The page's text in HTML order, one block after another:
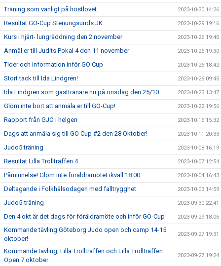
Träning som vanligt på höstlovet. 2023-10-30 14:26
Resultat GO-Cup Stenungsunds JK 2023-10-29 19:16
Kurs i hjärt- lungräddning den 2 november 2023-10-26 19:40
Anmäl er till Judits Pokal 4 den 11 november 2023-10-26 19:30
Tider och information inför GO Cup 2023-10-26 18:42
Stort tack till Ida Lindgren! 2023-10-26 09:45
Ida Lindgren som gästtränare nu på onsdag den 25/10. 2023-10-23 13:47
Glöm inte bort att anmäla er till GO-Cup! 2023-10-22 19:56
Rapport från GJO i helgen 2023-10-16 15:32
Dags att anmäla sig till GO Cup #2 den 28 Oktober! 2023-10-11 20:33
Judo5 träning 2023-10-08 16:19
Resultat Lilla Trollträffen 4 2023-10-07 12:54
Påminnelse! Glöm inte föräldramötet ikväll 18:00 2023-10-04 16:43
Deltagande i Folkhälsodagen med falltrygghet 2023-10-03 14:59
Judo5-träning 2023-09-30 22:41
Den 4 okt är det dags för föräldramöte och inför GO-Cup 2023-09-29 18:06
Kommande tävling Göteborg Judo open och camp 14-15
oktober!
2023-09-27 19:31
Kommande tävling, Lilla Trollträffen och Lilla Trollträffen
Open 7 oktober
2023-09-27 19:24